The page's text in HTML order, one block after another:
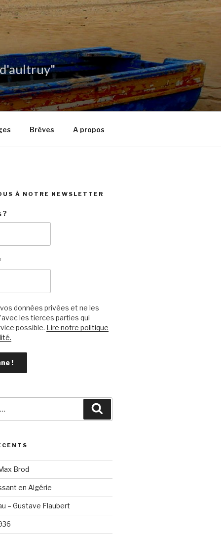
Brèves A propos
À NOTRE NEWSLETTER
?
données privées et ne les
les tierces parties qui
possible. Lire notre politique
Brod
en Algérie
– Gustave Flaubert